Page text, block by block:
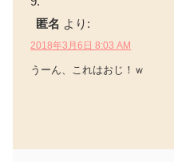
匿名 より:
2018年3月6日 8:03 AM
うーん、これはおじ！ｗ